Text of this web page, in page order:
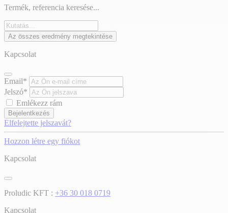
Termék, referencia keresése...
Az összes eredmény megtekintése
Kapcsolat
Email*
Jelszó*
Emlékezz rám
Bejelentkezés
Elfelejtette jelszavát?
Hozzon létre egy fiókot
Kapcsolat
Proludic KFT : +36 30 018 0719
Kapcsolat